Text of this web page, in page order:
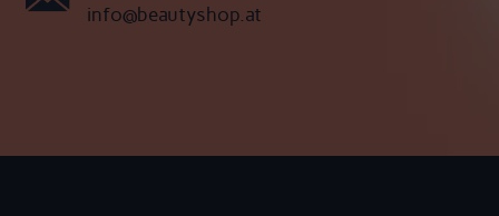
info@beautyshop.at